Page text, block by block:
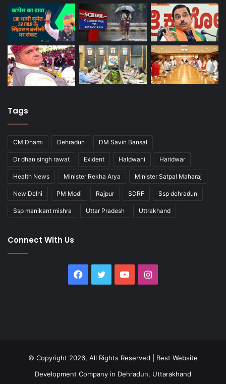
Tags
CM Dhami Dehradun DM Savin Bansal
Dr dhan singh rawat Exident Haldwani Haridwar
Health News Minister Rekha Arya Minister Satpal Maharaj
New Delhi PM Modi Rajpur SDRF Ssp dehradun
Ssp manikant mishra Uttar Pradesh Uttrakhand
Connect With Us
Facebook
Twitter YouTubeInstagram
© Copyright 2026, All Rights Reserved | Best Website
Development Company in Dehradun, Uttarakhand